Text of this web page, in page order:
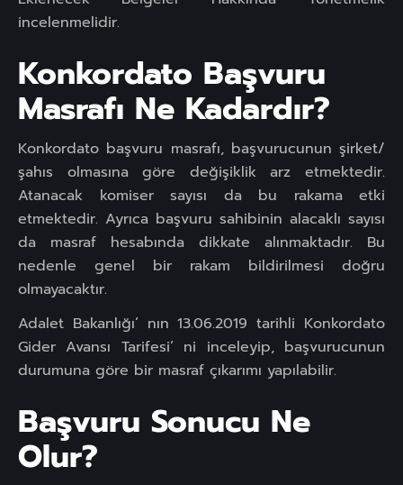
incelenmelidir.
Konkordato Başvuru
Masrafı Ne Kadardır?
Konkordato başvuru masrafı, başvurucunun şirket/
şahıs olmasına göre değişiklik arz etmektedir.
Atanacak komiser sayısı da bu rakama etki
etmektedir. Ayrıca başvuru sahibinin alacaklı sayısı
da masraf hesabında dikkate alınmaktadır. Bu
nedenle genel bir rakam bildirilmesi doğru
olmayacaktır.
Adalet Bakanlığı’ nın 13.06.2019 tarihli Konkordato
Gider Avansı Tarifesi’ ni inceleyip, başvurucunun
durumuna göre bir masraf çıkarımı yapılabilir.
Başvuru Sonucu Ne
Olur?